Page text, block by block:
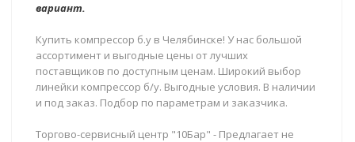
вариант.
Купить компрессор б.у в Челябинске! У нас большой
ассортимент и выгодные цены от лучших
поставщиков по доступным ценам. Широкий выбор
линейки компрессор б/у. Выгодные условия. В наличии
и под заказ. Подбор по параметрам и заказчика.
Торгово-сервисный центр "10Бар" - Предлагает не